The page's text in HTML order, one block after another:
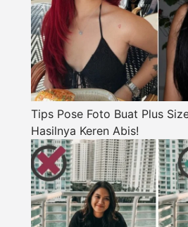
Tips Pose Foto Buat Plus
Hasilnya Keren Abis!